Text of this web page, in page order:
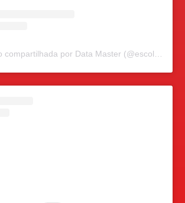
Uma publicação compartilhada por Data Master (@escoladatamaster)